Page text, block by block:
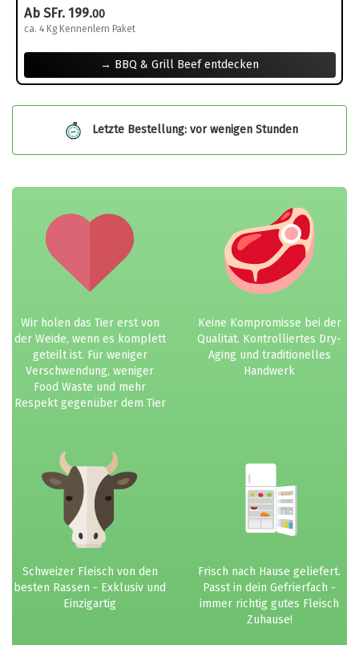
Ab SFr. 199.00
ca. 4 Kg Kennenlern Paket
→ BBQ & Grill Beef entdecken
Letzte Bestellung: vor wenigen Stunden
Wir holen das Tier erst von
der Weide, wenn es komplett
geteilt ist. Für weniger
Verschwendung, weniger
Food Waste und mehr
Respekt gegenüber dem Tier
Keine Kompromisse bei der
Qualität. Kontrolliertes Dry-
Aging und traditionelles
Handwerk
Schweizer Fleisch von den
besten Rassen - Exklusiv und
Einzigartig
Frisch nach Hause geliefert.
Passt in dein Gefrierfach -
immer richtig gutes Fleisch
Zuhause!